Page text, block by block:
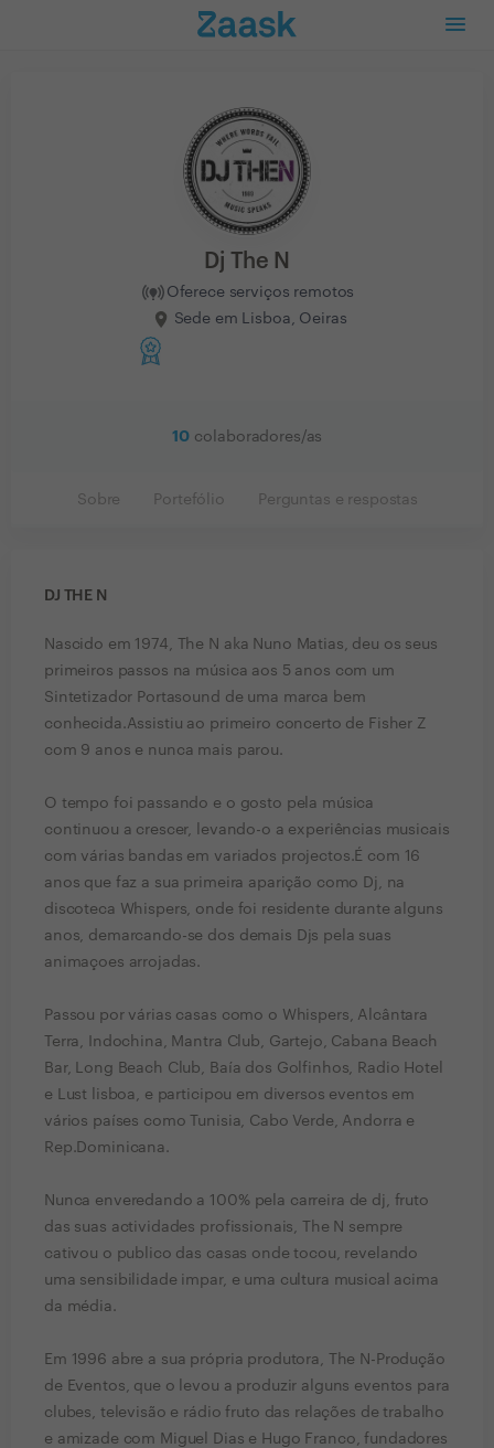
Dj The N
Oferece serviços remotos
Sede em Lisboa, Oeiras
10 colaboradores/as
Sobre Portefólio Perguntas e respostas
DJ THE N
Nascido em 1974, The N aka Nuno Matias, deu os seus
primeiros passos na música aos 5 anos com um
Sintetizador Portasound de uma marca bem
conhecida.Assistiu ao primeiro concerto de Fisher Z
com 9 anos e nunca mais parou.
O tempo foi passando e o gosto pela música
continuou a crescer, levando-o a experiências musicais
com várias bandas em variados projectos.É com 16
anos que faz a sua primeira aparição como Dj, na
discoteca Whispers, onde foi residente durante alguns
anos, demarcando-se dos demais Djs pela suas
animaçoes arrojadas.
Passou por várias casas como o Whispers, Alcântara
Terra, Indochina, Mantra Club, Gartejo, Cabana Beach
Bar, Long Beach Club, Baía dos Golfinhos, Radio Hotel
e Lust lisboa, e participou em diversos eventos em
vários países como Tunisia, Cabo Verde, Andorra e
Rep.Dominicana.
Nunca enveredando a 100% pela carreira de dj, fruto
das suas actividades profissionais, The N sempre
cativou o publico das casas onde tocou, revelando
uma sensibilidade impar, e uma cultura musical acima
da média.
Em 1996 abre a sua própria produtora, The N-Produção
de Eventos, que o levou a produzir alguns eventos para
clubes, televisão e rádio fruto das relações de trabalho
e amizade com Miguel Dias e Hugo Franco, fundadores